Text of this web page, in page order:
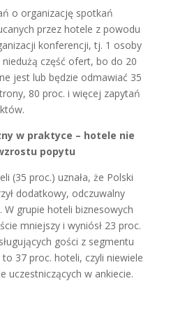
o organizację spotkań
przez hotele z powodu
konferencji, tj. 1 osoby
część ofert, bo do 20
jest lub będzie odmawiać 35
80 proc. i więcej zapytań
w praktyce – hotele nie
popytu
(35 proc.) uznała, że Polski
dodatkowy, odczuwalny
grupie hoteli biznesowych
mniejszy i wyniósł 23 proc.
gości z segmentu
37 proc. hoteli, czyli niewiele
uczestniczących w ankiecie.